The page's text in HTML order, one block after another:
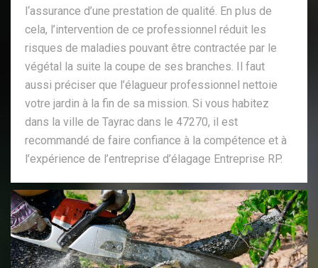
l‘assurance d’une prestation de qualité. En plus de
cela, l’intervention de ce professionnel réduit les
risques de maladies pouvant être contractée par le
végétal la suite la coupe de ses branches. Il faut
aussi préciser que l’élagueur professionnel nettoie
votre jardin à la fin de sa mission. Si vous habitez
dans la ville de Tayrac dans le 47270, il est
recommandé de faire confiance à la compétence et à
l’expérience de l’entreprise d’élagage Entreprise RP.